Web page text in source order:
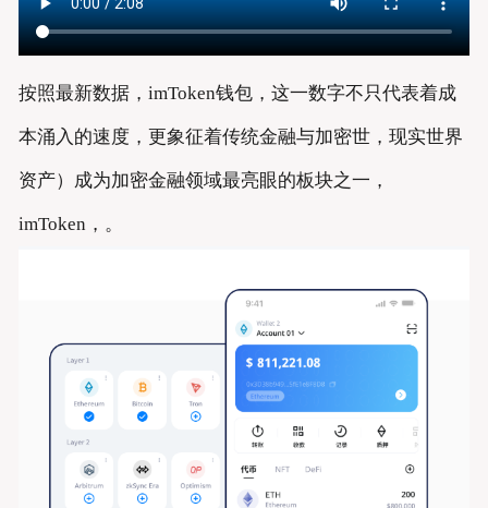
按照最新数据，imToken钱包，这一数字不只代表着成
本涌入的速度，更象征着传统金融与加密世，现实世界
资产）成为加密金融领域最亮眼的板块之一，
imToken，。